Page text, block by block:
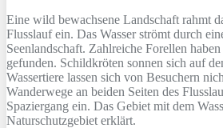
Eine wild bewachsene Landschaft rahmt
Flusslauf ein. Das Wasser strömt durch
Seenlandschaft. Zahlreiche Forellen
gefunden. Schildkröten sonnen sich auf
Wassertiere lassen sich von Besuchern
Wanderwege an beiden Seiten des
Spaziergang ein. Das Gebiet mit dem
Naturschutzgebiet erklärt.